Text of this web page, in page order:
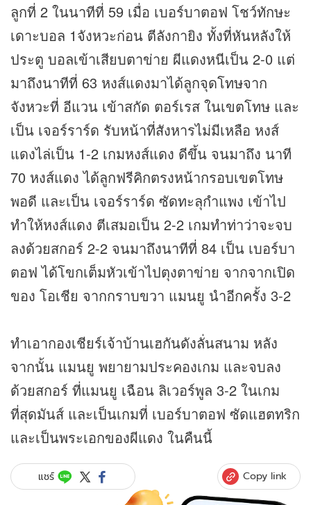
ลูกที่ 2 ในนาทีที่ 59 เมื่อ เบอร์บาตอฟ โชว์ทักษะ
เดาะบอล 1จังหวะก่อน ตีลังกายิง ทั้งที่หันหลังให้
ประตู บอลเข้าเสียบตาข่าย ผีแดงหนีเป็น 2-0 แต่
มาถึงนาทีที่ 63 หงส์แดงมาได้ลูกจุดโทษจาก
จังหวะที่ อีแวน เข้าสกัด ตอร์เรส ในเขตโทษ และ
เป็น เจอร์ราร์ด รับหน้าที่สังหารไม่มีเหลือ หงส์
แดงไล่เป็น 1-2 เกมหงส์แดง ดีขึ้น จนมาถึง นาที
70 หงส์แดง ได้ลูกฟรีคิกตรงหน้ากรอบเขตโทษ
พอดี และเป็น เจอร์ราร์ด ซัดทะลุกำแพง เข้าไป
ทำให้หงส์แดง ตีเสมอเป็น 2-2 เกมทำท่าว่าจะจบ
ลงด้วยสกอร์ 2-2 จนมาถึงนาทีที่ 84 เป็น เบอร์บา
ตอฟ ได้โขกเต็มหัวเข้าไปตุงตาข่าย จากจากเปิด
ของ โอเชีย จากกราบขวา แมนยู นำอีกครั้ง 3-2
ทำเอากองเชียร์เจ้าบ้านเฮกันดังลั่นสนาม หลัง
จากนั้น แมนยู พยายามประคองเกม และจบลง
ด้วยสกอร์ ที่แมนยู เฉือน ลิเวอร์พูล 3-2 ในเกม
ที่สุดมันส์ และเป็นเกมที่ เบอร์บาตอฟ ซัดแฮตทริก
และเป็นพระเอกของผีแดง ในคืนนี้
แชร์ Copy link